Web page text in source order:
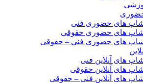
های حضوری فنی
های حضوری حقوقی
های حضوری فنی – حقوقی
های آنلاین فنی
های آنلاین حقوقی
های آنلاین فنی – حقوقی